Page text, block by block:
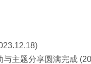
主题分享圆满完成